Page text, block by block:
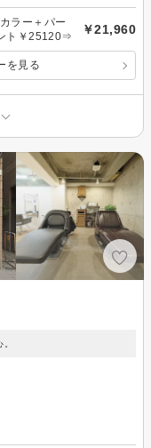
ラー＋パー
ト￥25120⇒
￥21,960
を見る